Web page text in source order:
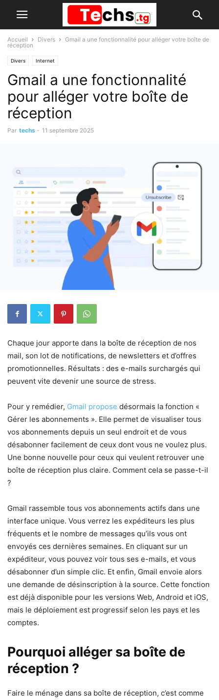
Accueil Divers
Gmail a une fonctionnalité pour alléger votre boîte de
réception
Divers Internet
Gmail a une fonctionnalité
pour alléger votre boîte de
réception
Par techs - 11 septembre 2025
Chaque jour apporte dans la boîte de réception de nos
mail, son lot de notifications, de newsletters et d’offres
promotionnelles. Résultats : des e-mails surchargés qui
peuvent vite devenir une source de stress.
Pour y remédier, Gmail propose désormais la fonction «
Gérer les abonnements ». Elle permet de visualiser tous
vos abonnements depuis un seul endroit et de vous
désabonner facilement de ceux dont vous ne voulez plus.
Une bonne nouvelle pour ceux qui veulent retrouver une
boîte de réception plus claire. Comment cela se passe-t-il
?
Gmail rassemble tous vos abonnements actifs dans une
interface unique. Vous verrez les expéditeurs les plus
fréquents et le nombre de messages qu’ils vous ont
envoyés ces dernières semaines. En cliquant sur un
expéditeur, vous pouvez voir tous ses e-mails, et vous
désabonner d’un simple clic. Et enfin, Gmail envoie alors
une demande de désinscription à la source. Cette fonction
est déjà disponible pour les versions Web, Android et iOS,
mais le déploiement est progressif selon les pays et les
comptes.
Pourquoi alléger sa boîte de
réception ?
Faire le ménage dans sa boîte de réception, c’est comme